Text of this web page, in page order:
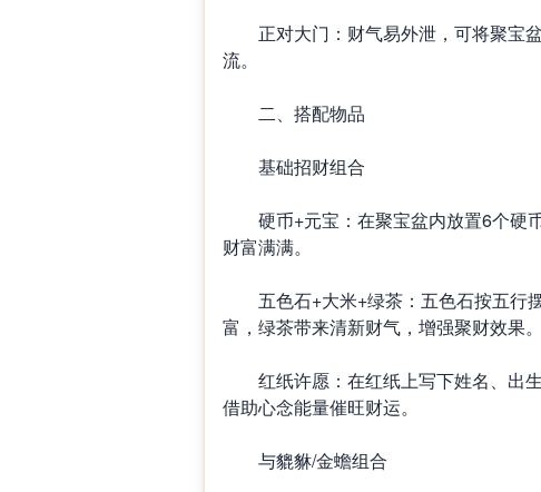
正对大门：财气易外泄，可将聚宝
流。
二、搭配物品
基础招财组合
硬币+元宝：在聚宝盆内放置6个硬
财富满满。
五色石+大米+绿茶：五色石按五行
富，绿茶带来清新财气，增强聚财效果。
红纸许愿：在红纸上写下姓名、出生
借助心念能量催旺财运。
与貔貅/金蟾组合